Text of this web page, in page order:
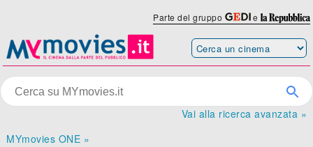
Parte del gruppo e
Vai alla ricerca avanzata »
MYmovies ONE »